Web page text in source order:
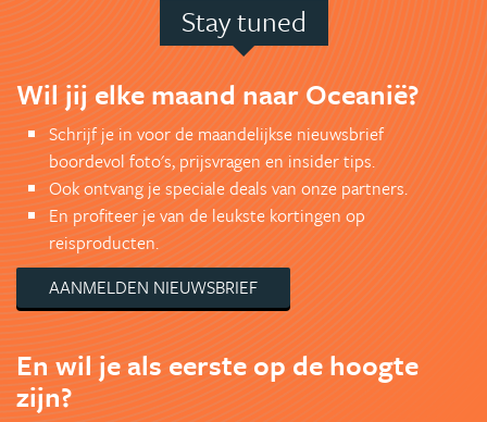
Stay tuned
Wil jij elke maand naar Oceanië?
Schrijf je in voor de maandelijkse nieuwsbrief
boordevol foto's, prijsvragen en insider tips.
Ook ontvang je speciale deals van onze partners.
En profiteer je van de leukste kortingen op
reisproducten.
AANMELDEN NIEUWSBRIEF
En wil je als eerste op de hoogte
zijn?